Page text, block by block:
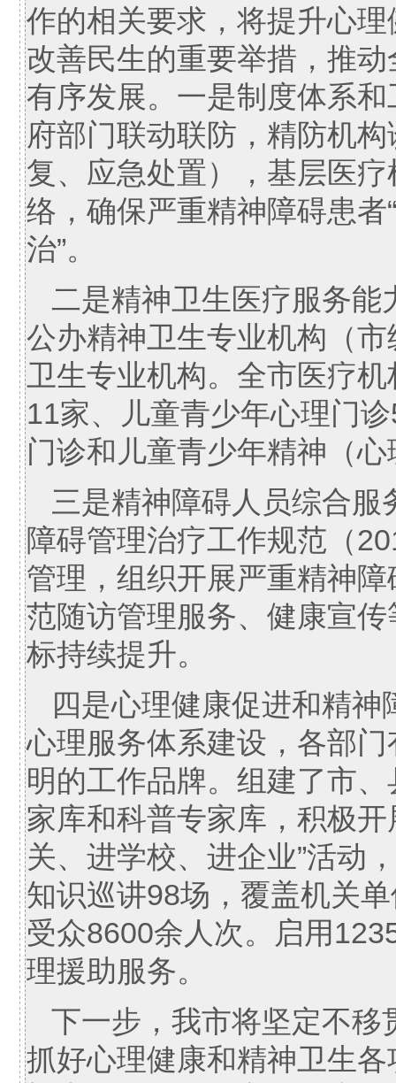
作的相关要求，将提升心
改善民生的重要举措，推
有序发展。一是制度体系
府部门联动联防，精防机
复、应急处置），基层医
络，确保严重精神障碍患
治”。
二是精神卫生医疗服务
公办精神卫生专业机构（
卫生专业机构。全市医疗
11家、儿童青少年心理门
门诊和儿童青少年精神（
三是精神障碍人员综合
障碍管理治疗工作规范（
管理，组织开展严重精神
范随访管理服务、健康宣
标持续提升。
四是心理健康促进和精
心理服务体系建设，各部
明的工作品牌。组建了市
家库和科普专家库，积极
关、进学校、进企业”活动
知识巡讲98场，覆盖机关
受众8600余人次。启用
理援助服务。
下一步，我市将坚定不移
抓好心理健康和精神卫生